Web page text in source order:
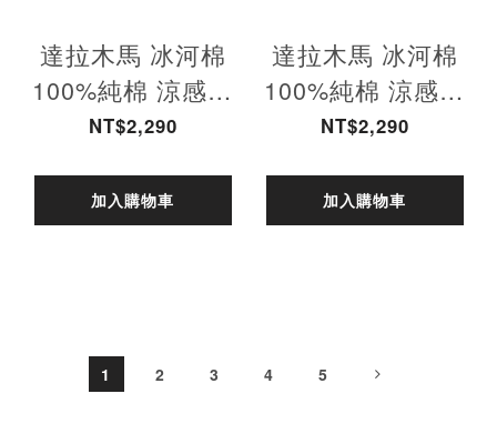
達拉木馬 冰河棉
100%純棉 涼感彈
力T恤-霧粉 男款
NT$2,290
加入購物車
達拉木馬 冰河棉
100%純棉 涼感彈
力T恤-霧粉 女款
NT$2,290
加入購物車
1 2 3 4 5